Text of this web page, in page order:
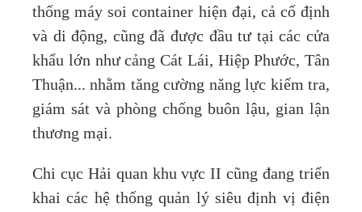
thống máy soi container hiện đại, cả cố định
và di động, cũng đã được đầu tư tại các cửa
khẩu lớn như cảng Cát Lái, Hiệp Phước, Tân
Thuận... nhằm tăng cường năng lực kiểm tra,
giám sát và phòng chống buôn lậu, gian lận
thương mại.
Chi cục Hải quan khu vực II cũng đang triển
khai các hệ thống quản lý siêu định vị điện